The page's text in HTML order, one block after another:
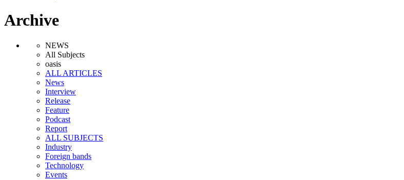
Archive
NEWS
All Subjects
oasis
ALL ARTICLES
News
Interview
Release
Feature
Podcast
Report
ALL SUBJECTS
Industry
Foreign bands
Technology
Events